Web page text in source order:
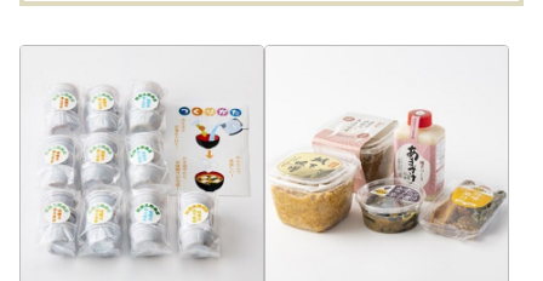
上記URLに、電子申請についてご紹介しておりますのでご確
の方針に従います。)
【ふるさと納税サポートセンター】
ask-navi@furusato-support.jp
※10:00～17:00までの対応となります。
大変ご不便をおかけいたしますが、何卒ご容赦くださいます